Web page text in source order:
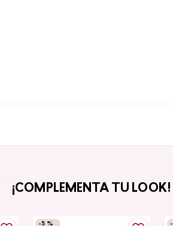
¡COMPLEMENTA TU LOOK!
-5 % -